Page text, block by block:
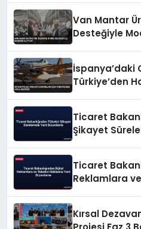
Van Mantar
Desteğiyle
İspanya’daki
Türkiye’den
Ticaret
Şikayet
Ticaret
Reklamlara
Kırsal